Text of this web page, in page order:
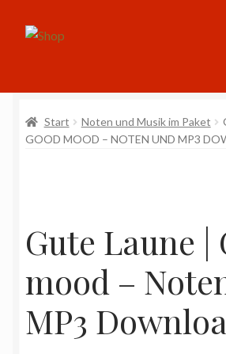
Zur
Zum
CDs
Mein Konto
Impressum
Start Noten und Musik im Paket
GOOD MOOD – NOTEN UND MP3
Gute Laune |
mood –
MP3